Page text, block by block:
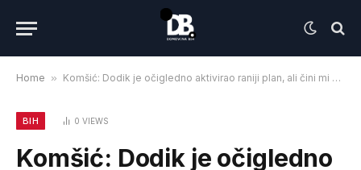
Home » Komšić: Dodik je očigledno aktivirao raniji plan, ali čini mi se da je on dugoročno završena priča…
BIH 0 VIEWS
Komšić: Dodik je očigledno